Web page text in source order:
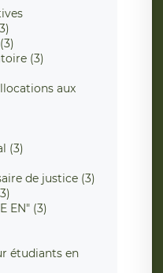
(3)
aux
(3)
de justice (3)
EN" (3)
étudiants en